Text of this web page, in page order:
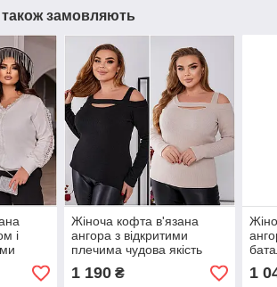
замовляють
і
Жіноча кофта в'язана
ангора з відкритими
плечима чудова якість
розміри батал
1 190₴ 1